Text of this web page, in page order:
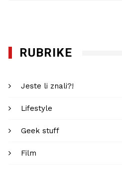
RUBRIKE
Jeste li znali?!
Lifestyle
Geek stuff
Film